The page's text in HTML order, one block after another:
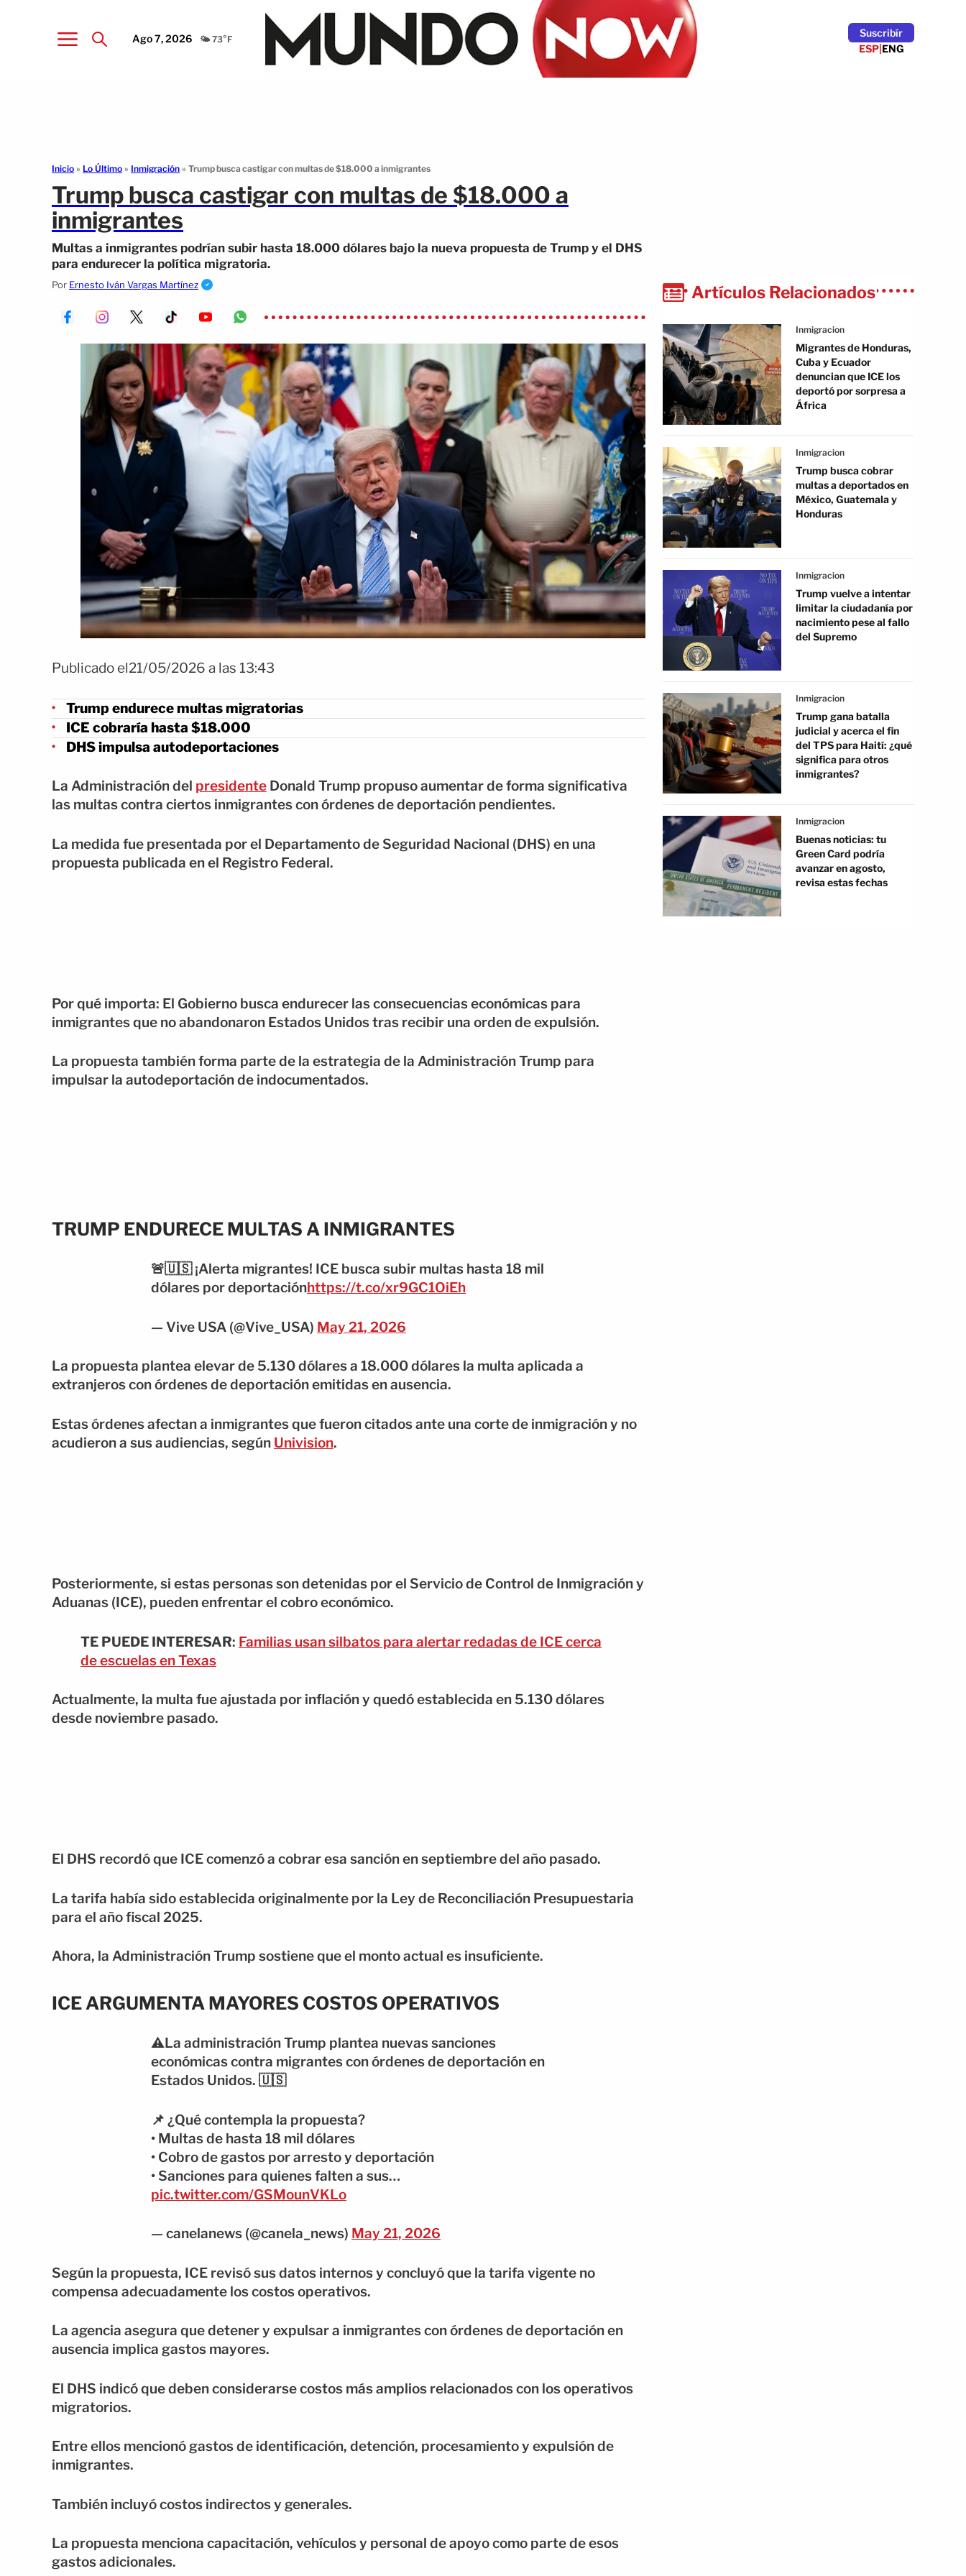
Ago 7, 2026 🌤️ 73°F
Suscribír
ESP|ENG
Inicio » Lo Último » Inmigración » Trump busca castigar con multas de $18.000 a inmigrantes
Trump busca castigar con multas de $18.000 a
inmigrantes
Multas a inmigrantes podrían subir hasta 18.000 dólares bajo la nueva propuesta de Trump y el DHS
para endurecer la política migratoria.
Por Ernesto Iván Vargas Martínez
Publicado el21/05/2026 a las 13:43
Trump endurece multas migratorias
ICE cobraría hasta $18.000
DHS impulsa autodeportaciones
La Administración del presidente Donald Trump propuso aumentar de forma significativa
las multas contra ciertos inmigrantes con órdenes de deportación pendientes.
La medida fue presentada por el Departamento de Seguridad Nacional (DHS) en una
propuesta publicada en el Registro Federal.
Por qué importa: El Gobierno busca endurecer las consecuencias económicas para
inmigrantes que no abandonaron Estados Unidos tras recibir una orden de expulsión.
La propuesta también forma parte de la estrategia de la Administración Trump para
impulsar la autodeportación de indocumentados.
TRUMP ENDURECE MULTAS A INMIGRANTES
🚨🇺🇸 ¡Alerta migrantes! ICE busca subir multas hasta 18 mil
dólares por deportaciónhttps://t.co/xr9GC1OiEh
— Vive USA (@Vive_USA) May 21, 2026
La propuesta plantea elevar de 5.130 dólares a 18.000 dólares la multa aplicada a
extranjeros con órdenes de deportación emitidas en ausencia.
Estas órdenes afectan a inmigrantes que fueron citados ante una corte de inmigración y no
acudieron a sus audiencias, según Univision.
Posteriormente, si estas personas son detenidas por el Servicio de Control de Inmigración y
Aduanas (ICE), pueden enfrentar el cobro económico.
TE PUEDE INTERESAR: Familias usan silbatos para alertar redadas de ICE cerca
de escuelas en Texas
Actualmente, la multa fue ajustada por inflación y quedó establecida en 5.130 dólares
desde noviembre pasado.
El DHS recordó que ICE comenzó a cobrar esa sanción en septiembre del año pasado.
La tarifa había sido establecida originalmente por la Ley de Reconciliación Presupuestaria
para el año fiscal 2025.
Ahora, la Administración Trump sostiene que el monto actual es insuficiente.
ICE ARGUMENTA MAYORES COSTOS OPERATIVOS
⚠️La administración Trump plantea nuevas sanciones
económicas contra migrantes con órdenes de deportación en
Estados Unidos. 🇺🇸
📌 ¿Qué contempla la propuesta?
• Multas de hasta 18 mil dólares
• Cobro de gastos por arresto y deportación
• Sanciones para quienes falten a sus…
pic.twitter.com/GSMounVKLo
— canelanews (@canela_news) May 21, 2026
Según la propuesta, ICE revisó sus datos internos y concluyó que la tarifa vigente no
compensa adecuadamente los costos operativos.
La agencia asegura que detener y expulsar a inmigrantes con órdenes de deportación en
ausencia implica gastos mayores.
El DHS indicó que deben considerarse costos más amplios relacionados con los operativos
migratorios.
Entre ellos mencionó gastos de identificación, detención, procesamiento y expulsión de
inmigrantes.
También incluyó costos indirectos y generales.
La propuesta menciona capacitación, vehículos y personal de apoyo como parte de esos
gastos adicionales.
Artículos Relacionados
Inmigracion
Migrantes de Honduras,
Cuba y Ecuador
denuncian que ICE los
deportó por sorpresa a
África
Inmigracion
Trump busca cobrar
multas a deportados en
México, Guatemala y
Honduras
Inmigracion
Trump vuelve a intentar
limitar la ciudadanía por
nacimiento pese al fallo
del Supremo
Inmigracion
Trump gana batalla
judicial y acerca el fin
del TPS para Haití: ¿qué
significa para otros
inmigrantes?
Inmigracion
Buenas noticias: tu
Green Card podría
avanzar en agosto,
revisa estas fechas